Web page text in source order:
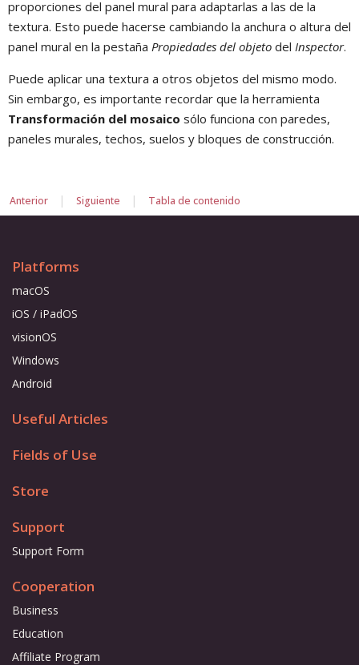
proporciones del panel mural para adaptarlas a las de la
textura. Esto puede hacerse cambiando la anchura o altura del
panel mural en la pestaña Propiedades del objeto del Inspector.
Puede aplicar una textura a otros objetos del mismo modo.
Sin embargo, es importante recordar que la herramienta
Transformación del mosaico sólo funciona con paredes,
paneles murales, techos, suelos y bloques de construcción.
Anterior | Siguiente | Tabla de contenido
Platforms
macOS
iOS / iPadOS
visionOS
Windows
Android
Useful Articles
Fields of Use
Store
Support
Support Form
Cooperation
Business
Education
Affiliate Program